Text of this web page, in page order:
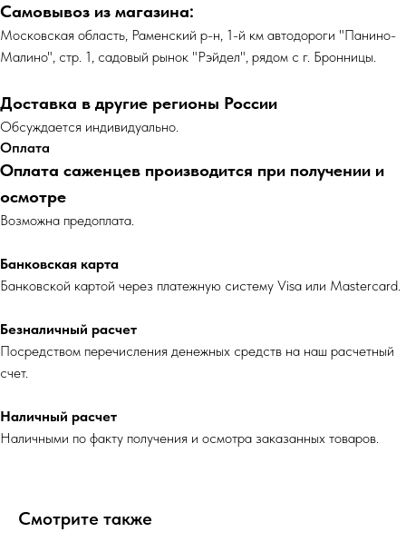
Самовывоз из магазина:
Московская область, Раменский р-н, 1-й км автодороги "Панино-
Малино", стр. 1, садовый рынок "Рэйдел", рядом с г. Бронницы.
Доставка в другие регионы России
Обсуждается индивидуально.
Оплата
Оплата саженцев производится при получении и
осмотре
Возможна предоплата.
Банковская карта
Банковской картой через платежную систему Visa или Mastercard.
Безналичный расчет
Посредством перечисления денежных средств на наш расчетный
счет.
Наличный расчет
Наличными по факту получения и осмотра заказанных товаров.
Смотрите также